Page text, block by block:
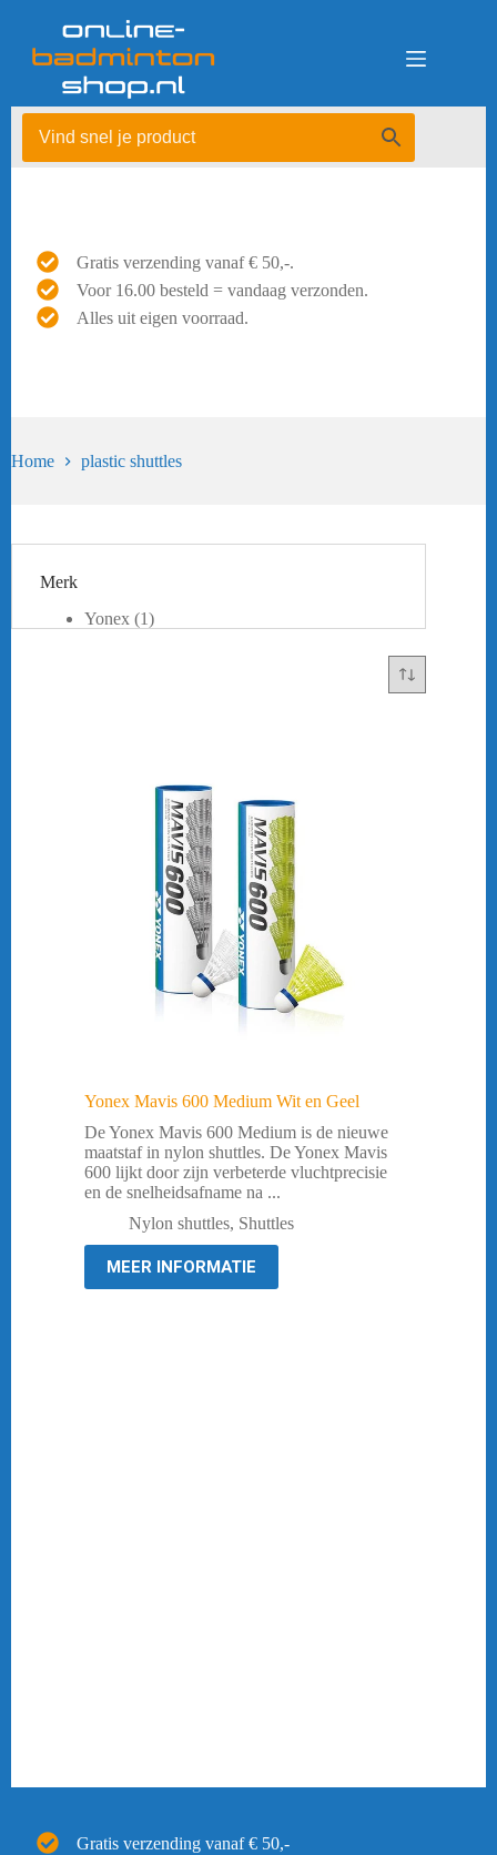
Gratis verzending vanaf € 50,-.
Voor 16.00 besteld = vandaag verzonden.
Alles uit eigen voorraad.
Home plastic shuttles
Yonex Mavis 600 Medium Wit en Geel
De Yonex Mavis 600 Medium is de nieuwe
maatstaf in nylon shuttles. De Yonex Mavis
600 lijkt door zijn verbeterde vluchtprecisie
en de snelheidsafname na ...
Nylon shuttles, Shuttles
MEER INFORMATIE
Merk
Yonex (1)
Gratis verzending vanaf € 50,-